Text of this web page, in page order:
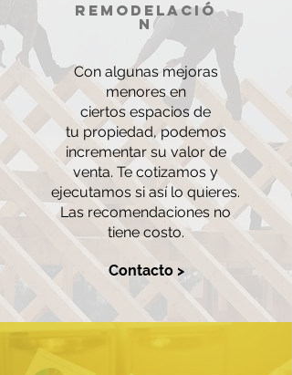
remodelació
n
Con algunas mejoras
menores en
ciertos espacios de
tu propiedad, podemos
incrementar su valor de
venta. Te cotizamos y
ejecutamos si así lo quieres.
Las recomendaciones no
tiene costo.
Contacto >